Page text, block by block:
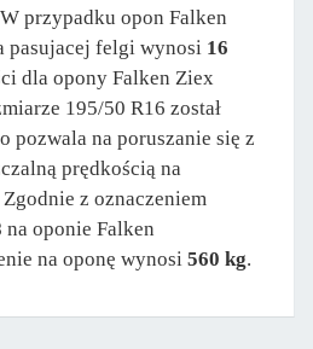
przypadku opon Falken
pasujacej felgi wynosi 16
dla opony Falken Ziex
195/50 R16 został
pozwala na poruszanie się z
prędkością na
Zgodnie z oznaczeniem
na oponie Falken
na oponę wynosi 560 kg.